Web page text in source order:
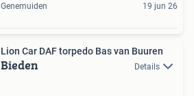
Genemuiden 19 jun 26
Lion Car DAF torpedo Bas van Buuren
Bieden Details